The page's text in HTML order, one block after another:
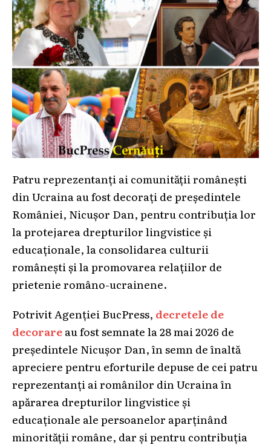
Patru reprezentanți ai comunității românești
din Ucraina au fost decorați de președintele
României, Nicușor Dan, pentru contribuția lor
la protejarea drepturilor lingvistice și
educaționale, la consolidarea culturii
românești și la promovarea relațiilor de
prietenie româno-ucrainene.
Potrivit Agenției BucPress, decretele de
decorareau fost semnate la 28 mai 2026 de
președintele Nicușor Dan, în semn de înaltă
apreciere pentru eforturile depuse de cei patru
reprezentanți ai românilor din Ucraina în
apărarea drepturilor lingvistice și
educaționale ale persoanelor aparținând
minorității române, dar și pentru contribuția